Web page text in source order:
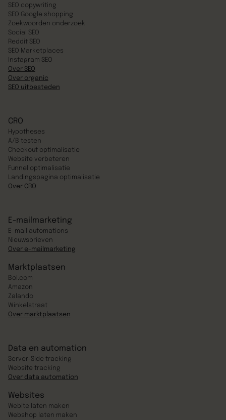
SEO copywriting
SEO Google shopping
Zoekwoorden onderzoek
Social SEO
Reddit SEO
SEO Marketplaces
Instagram SEO
Over SEO
Over organic
SEO uitbesteden
CRO
Hypotheses
A/B testen
Checkout optimalisatie
Website verbeteren
Funnel optimalisatie
Landingspagina optimalisatie
Over CRO
E-mailmarketing
E-mail automations
Nieuwsbrieven
Over e-mailmarketing
Marktplaatsen
Bol.com
Amazon
Zalando
Winkelstraat
Over marktplaatsen
Data en automation
Server-Side tracking
Website tracking
Over data automation
Websites
Webite laten maken
Webshop laten maken